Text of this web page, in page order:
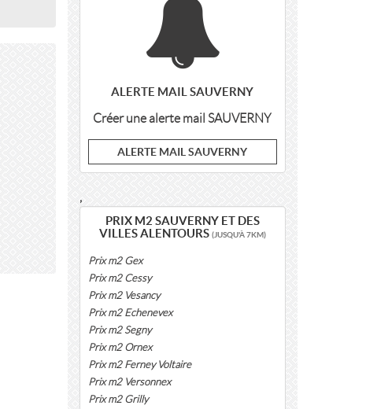
ALERTE MAIL SAUVERNY
Créer une alerte mail SAUVERNY
ALERTE MAIL SAUVERNY
,
PRIX M2 SAUVERNY ET DES
VILLES ALENTOURS (JUSQU'À 7KM)
Prix m2 Gex
Prix m2 Cessy
Prix m2 Vesancy
Prix m2 Echenevex
Prix m2 Segny
Prix m2 Ornex
Prix m2 Ferney Voltaire
Prix m2 Versonnex
Prix m2 Grilly